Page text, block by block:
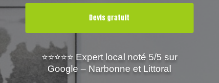
Devis gratuit
⭐⭐⭐⭐⭐ Expert local noté 5/5 sur
Google – Narbonne et Littoral